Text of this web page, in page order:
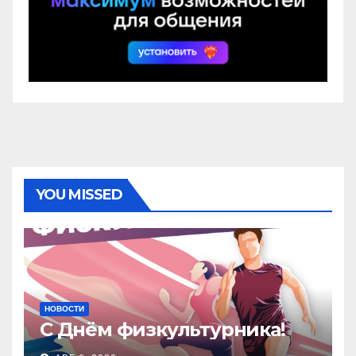
YOU MISSED
НОВОСТИ
С Днём физкультурника!